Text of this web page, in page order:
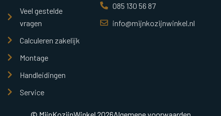
Veel gestelde
vragen
Calculeren zakelijk
Montage
Handleidingen
Service
085 130 56 87
info@mijnkozijnwinkel.nl
© MijnKozijnWinkel 2026Algemene voorwaarden